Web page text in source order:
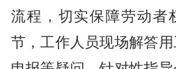
流程，切实保障劳动者
节，工作人员现场解答